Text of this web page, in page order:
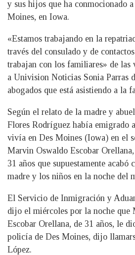
y sus hijos que ha conmocionado
Moines, en Iowa.
«Estamos trabajando en la
través del consulado y de
trabajan con los familiares» de
a Univision Noticias Sonia Parras
abogados que está asistiendo a la
Según el relato de la madre y
Flores Rodríguez había emigrado
vivía en Des Moines (Iowa) en el
Marvin Oswaldo Escobar
31 años que supuestamente acabó
madre y los niños en la noche del
El Servicio de Inmigración y
dijo el miércoles por la noche que
Escobar Orellana, de 31 años, le
policía de Des Moines, dijo
López.